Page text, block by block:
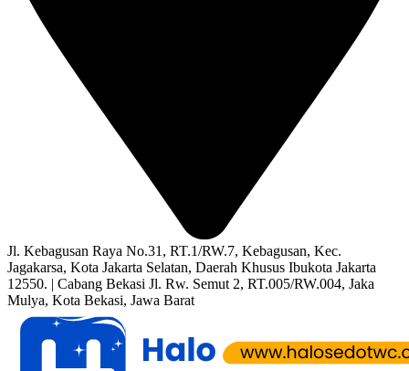
Jl. Kebagusan Raya No.31, RT.1/RW.7, Kebagusan, Kec.
Jagakarsa, Kota Jakarta Selatan, Daerah Khusus Ibukota Jakarta
12550. | Cabang Bekasi Jl. Rw. Semut 2, RT.005/RW.004, Jaka
Mulya, Kota Bekasi, Jawa Barat